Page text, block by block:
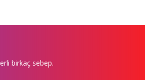
birkaç sebep.